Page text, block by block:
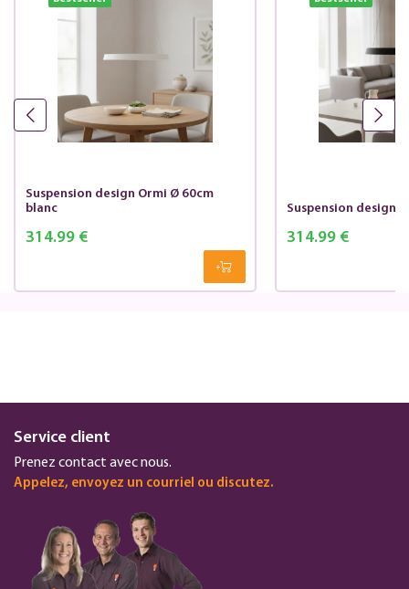
Suspension design Ormi Ø 60cm
blanc
314.99 €
Suspension design
314.99 €
Service client
Prenez contact avec nous.
Appelez, envoyez un courriel ou discutez.